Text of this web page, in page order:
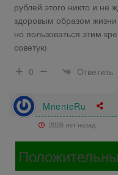
рублей этого никто и
здоровым образом
но пользоваться этим
советую
0
Ответить
MnenieRu
2026 лет назад